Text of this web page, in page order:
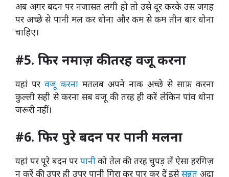
अब अगर बदन पर नजासत लगी हो तो उसे दूर करके उस जगह
पर अच्छे से पानी मल कर धोना और कम से कम तीन बार धोना
चाहिए।
#5. फिर नमाज़ की तरह वजू करना
यहां पर वजू करना मतलब अपने नाक अच्छे से साफ़ करना
कुल्ली सही से करना सब वजू की तरह ही करें लेकिन पांव धोना
जरूरी नहीं।
#6. फिर पुरे बदन पर पानी मलना
यहां पर पूरे बदन पर पानीको तेल की तरह चुपड़ लें ऐसा हरगिज़
न करें की उपर ही उपर पानी गिरा कर पार कर दें इसेसुन्नत अदा